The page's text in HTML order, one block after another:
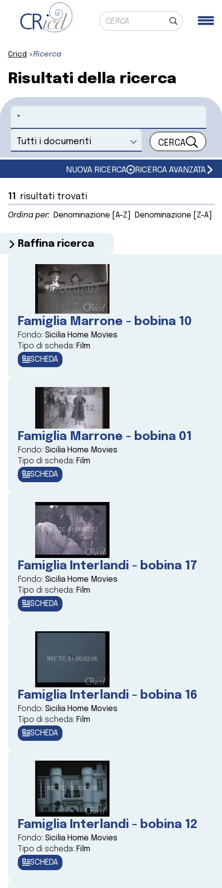
Ricerca globale
Cerca
Cricd Ricerca
Risultati della ricerca
Cerca
Seleziona un documento CERCA
NUOVA RICERCA RICERCA AVANZATA
11 risultati trovati
Ordina per: Denominazione [A-Z] Denominazione [Z-A]
Raffina ricerca
Famiglia Marrone - bobina 10
Fondo: Sicilia Home Movies
Tipo di scheda: Film
SCHEDA
Famiglia Marrone - bobina 01
Fondo: Sicilia Home Movies
Tipo di scheda: Film
SCHEDA
Famiglia Interlandi - bobina 17
Fondo: Sicilia Home Movies
Tipo di scheda: Film
SCHEDA
Famiglia Interlandi - bobina 16
Fondo: Sicilia Home Movies
Tipo di scheda: Film
SCHEDA
Famiglia Interlandi - bobina 12
Fondo: Sicilia Home Movies
Tipo di scheda: Film
SCHEDA